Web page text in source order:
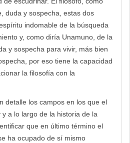
duda y sospecha, estas dos
indomable de la búsqueda
y, como diría Unamuno, de la
y sospecha para vivir, más bien
por eso tiene la capacidad
la filosofía con la
detalle los campos en los que el
a lo largo de la historia de la
que en último término el
ha ocupado de sí mismo